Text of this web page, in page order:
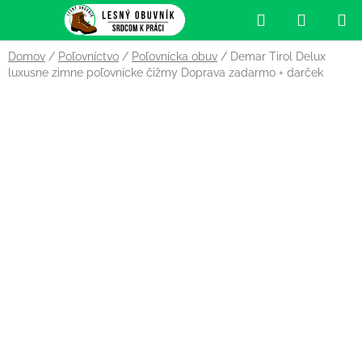
obsah
Hľadať
KOŠÍK
Domov / Poľovníctvo / Poľovnícka obuv / Demar Tirol Delux
luxusne zimne poľovnícke čižmy Doprava zadarmo + darček